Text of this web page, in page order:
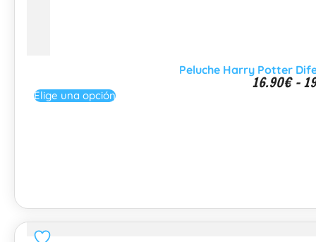
Peluche Harry Potter
16.90€ -
Elige una opción